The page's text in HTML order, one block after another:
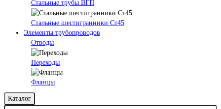
Стальные трубы ВГП
Стальные шестигранники Ст45
Элементы трубопроводов
Отводы
Переходы
Фланцы
Каталог